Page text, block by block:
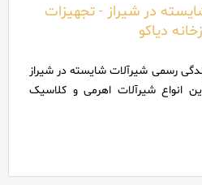
در شیراز - تجهیزات
دیاکو
رسمی شیرآلات شایسته در شیراز
انواع شیرآلات اهرمی و کلاسیک